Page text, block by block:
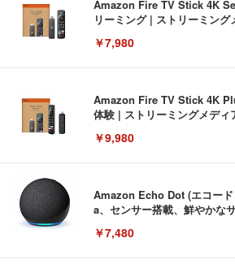
Amazon Fire TV Stick 4K
リーミング | ストリーミン
￥7,980
Amazon Fire TV Stick 4K
体験 | ストリーミングメディ
￥9,980
Amazon Echo Dot (エコー
a、センサー搭載、鮮やかな
￥7,480